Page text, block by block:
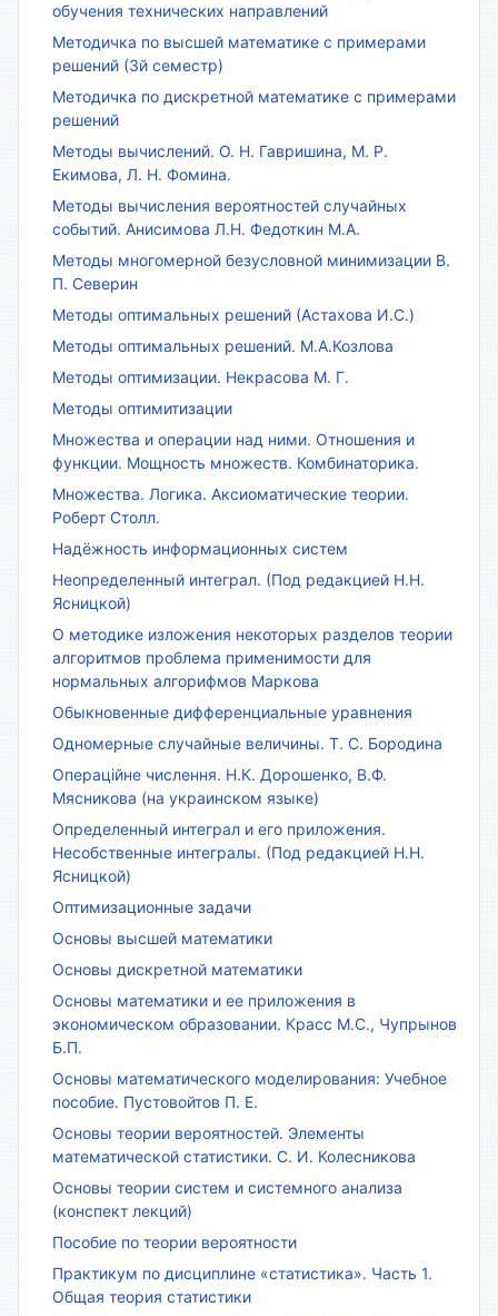
обучения технических направлений
Методичка по высшей математике с примерами
решений (3й семестр)
Методичка по дискретной математике с примерами
решений
Методы вычислений. О. Н. Гавришина, М. Р.
Екимова, Л. Н. Фомина.
Методы вычисления вероятностей случайных
событий. Анисимова Л.Н. Федоткин М.А.
Методы многомерной безусловной минимизации В.
П. Северин
Методы оптимальных решений (Астахова И.С.)
Методы оптимальных решений. М.А.Козлова
Методы оптимизации. Некрасова М. Г.
Методы оптимитизации
Множества и операции над ними. Отношения и
функции. Мощность множеств. Комбинаторика.
Множества. Логика. Аксиоматические теории.
Роберт Столл.
Надёжность информационных систем
Неопределенный интеграл. (Под редакцией Н.Н.
Ясницкой)
О методике изложения некоторых разделов теории
алгоритмов проблема применимости для
нормальных алгорифмов Маркова
Обыкновенные дифференциальные уравнения
Одномерные случайные величины. Т. С. Бородина
Операційне числення. Н.К. Дорошенко, В.Ф.
Мясникова (на украинском языке)
Определенный интеграл и его приложения.
Несобственные интегралы. (Под редакцией Н.Н.
Ясницкой)
Оптимизационные задачи
Основы высшей математики
Основы дискретной математики
Основы математики и ее приложения в
экономическом образовании. Красс М.С., Чупрынов
Б.П.
Основы математического моделирования: Учебное
пособие. Пустовойтов П. Е.
Основы теории вероятностей. Элементы
математической статистики. С. И. Колесникова
Основы теории систем и системного анализа
(конспект лекций)
Пособие по теории вероятности
Практикум по дисциплине «статистика». Часть 1.
Общая теория статистики